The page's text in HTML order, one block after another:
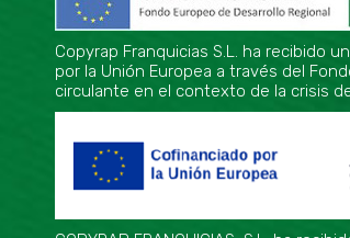
Copyrap Franquicias S.L. ha recibido
por la Unión Europea a través del
circulante en el contexto de la crisis